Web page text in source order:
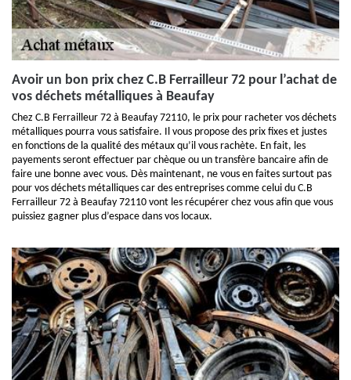
Avoir un bon prix chez C.B Ferrailleur 72 pour l’achat de
vos déchets métalliques à Beaufay
Chez C.B Ferrailleur 72 à Beaufay 72110, le prix pour racheter vos déchets
métalliques pourra vous satisfaire. Il vous propose des prix fixes et justes
en fonctions de la qualité des métaux qu’il vous rachète. En fait, les
payements seront effectuer par chèque ou un transfère bancaire afin de
faire une bonne avec vous. Dès maintenant, ne vous en faites surtout pas
pour vos déchets métalliques car des entreprises comme celui du C.B
Ferrailleur 72 à Beaufay 72110 vont les récupérer chez vous afin que vous
puissiez gagner plus d’espace dans vos locaux.